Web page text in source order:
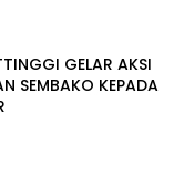
GELAR AKSI
SEMBAKO KEPADA